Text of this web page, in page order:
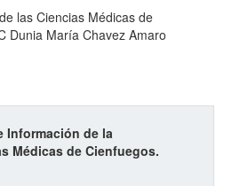
las Ciencias Médicas de
Dunia María Chavez Amaro
Información de la
Médicas de Cienfuegos.